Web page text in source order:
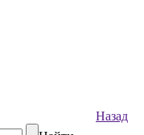
Назад